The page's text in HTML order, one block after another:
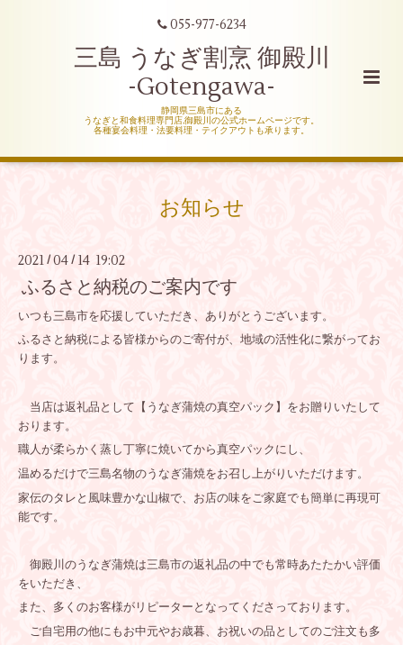
055-977-6234
三島 うなぎ割烹 御殿川
-Gotengawa-
静岡県三島市にある
うなぎと和食料理専門店,御殿川の公式ホームページです。
各種宴会料理・法要料理・テイクアウトも承ります。
お知らせ
2021 / 04 / 14 19:02
ふるさと納税のご案内です
いつも三島市を応援していただき、ありがとうございます。
ふるさと納税による皆様からのご寄付が、地域の活性化に繋がってお
ります。
当店は返礼品として【うなぎ蒲焼の真空パック】をお贈りいたして
おります。
職人が柔らかく蒸し丁寧に焼いてから真空パックにし、
温めるだけで三島名物のうなぎ蒲焼をお召し上がりいただけます。
家伝のタレと風味豊かな山椒で、お店の味をご家庭でも簡単に再現可
能です。
御殿川のうなぎ蒲焼は三島市の返礼品の中でも常時あたたかい評価
をいただき、
また、多くのお客様がリピーターとなってくださっております。
ご自宅用の他にもお中元やお歳暮、お祝いの品としてのご注文も多